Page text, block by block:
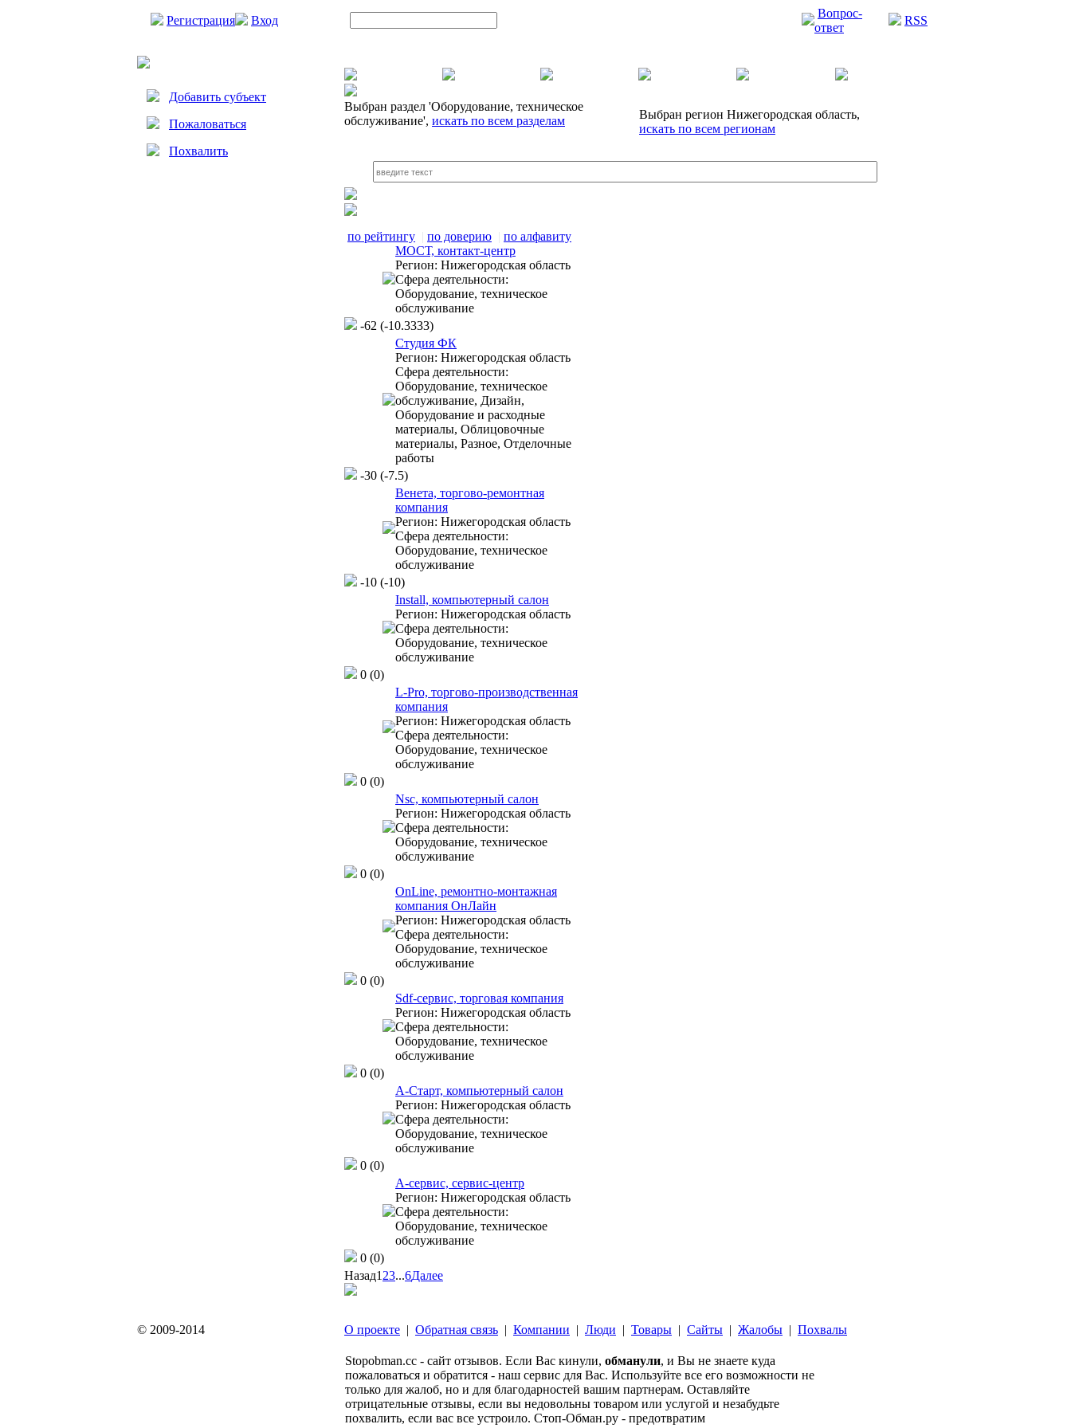
Регистрация Вход
Вопрос-
ответ
RSS
Добавить субъект
Пожаловаться
Похвалить
Выбран раздел 'Оборудование, техническое
обслуживание', искать по всем разделам Выбран регион Нижегородская область,
искать по всем регионам
по рейтингу | по доверию | по алфавиту
МОСТ, контакт-центр
Регион: Нижегородская область
Сфера деятельности:
Оборудование, техническое
обслуживание
-62 (-10.3333)
Студия ФК
Регион: Нижегородская область
Сфера деятельности:
Оборудование, техническое
обслуживание, Дизайн,
Оборудование и расходные
материалы, Облицовочные
материалы, Разное, Отделочные
работы
-30 (-7.5)
Венета, торгово-ремонтная
компания
Регион: Нижегородская область
Сфера деятельности:
Оборудование, техническое
обслуживание
-10 (-10)
Install, компьютерный салон
Регион: Нижегородская область
Сфера деятельности:
Оборудование, техническое
обслуживание
0 (0)
L-Pro, торгово-производственная
компания
Регион: Нижегородская область
Сфера деятельности:
Оборудование, техническое
обслуживание
0 (0)
Nsc, компьютерный салон
Регион: Нижегородская область
Сфера деятельности:
Оборудование, техническое
обслуживание
0 (0)
OnLine, ремонтно-монтажная
компания ОнЛайн
Регион: Нижегородская область
Сфера деятельности:
Оборудование, техническое
обслуживание
0 (0)
Sdf-сервис, торговая компания
Регион: Нижегородская область
Сфера деятельности:
Оборудование, техническое
обслуживание
0 (0)
А-Старт, компьютерный салон
Регион: Нижегородская область
Сфера деятельности:
Оборудование, техническое
обслуживание
0 (0)
А-сервис, сервис-центр
Регион: Нижегородская область
Сфера деятельности:
Оборудование, техническое
обслуживание
0 (0)
Назад1 23...6Далее
© 2009-2014 О проекте | Обратная связь | Компании | Люди | Товары | Сайты | Жалобы | Похвалы
Stopobman.cc - сайт отзывов. Если Вас кинули, обманули, и Вы не знаете куда
пожаловаться и обратится - наш сервис для Вас. Используйте все его возможности не
только для жалоб, но и для благодарностей вашим партнерам. Оставляйте
отрицательные отзывы, если вы недовольны товаром или услугой и незабудьте
похвалить, если вас все устроило. Стоп-Обман.ру - предотвратим